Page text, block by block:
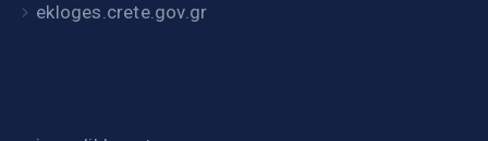
ekloges.crete.gov.gr